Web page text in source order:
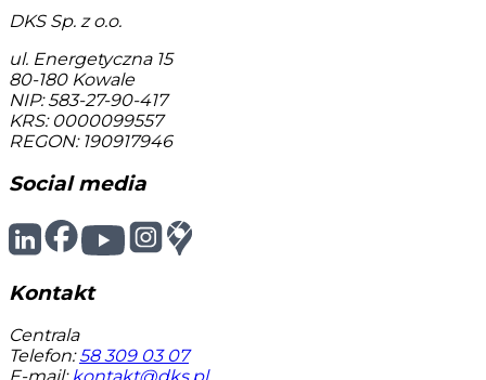
DKS Sp. z o.o.
ul. Energetyczna 15
80-180 Kowale
NIP: 583-27-90-417
KRS: 0000099557
REGON: 190917946
Social media
Kontakt
Centrala
Telefon: 58 309 03 07